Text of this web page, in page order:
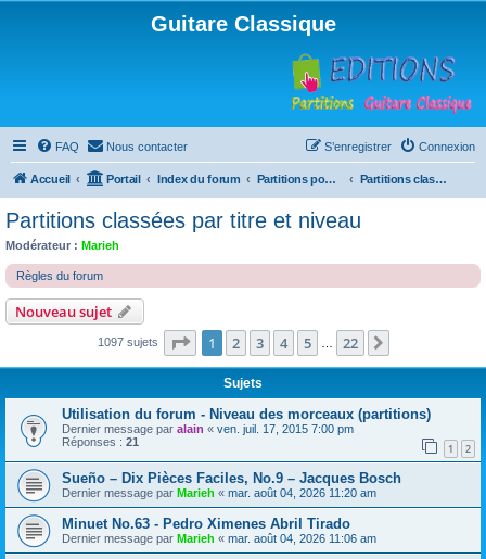
Guitare Classique
FAQ Nous contacter Connexion
S’enregistrer
Accueil Portail Index du forum Partitions pour guitare en libre téléchargement Partitions classées par titre et niveau
Partitions classées par titre et niveau
Modérateur : Marieh
Règles du forum
Nouveau sujet
1097 sujets Page 1sur22
1 2 3 4 5 22
Sujets
Utilisation du forum - Niveau des morceaux (partitions)
Dernier message par alain « ven. juil. 17, 2015 7:00 pm
Réponses : 21 1 2
Sueño – Dix Pièces Faciles, No.9 – Jacques Bosch
Dernier message par Marieh « mar. août 04, 2026 11:20 am
Minuet No.63 - Pedro Ximenes Abril Tirado
Dernier message par Marieh « mar. août 04, 2026 11:06 am